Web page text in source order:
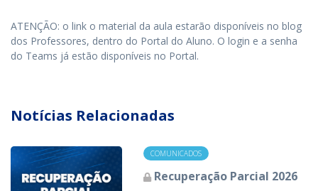
ATENÇÃO: o link o material da aula estarão disponíveis no blog
dos Professores, dentro do Portal do Aluno. O login e a senha
do Teams já estão disponíveis no Portal.
Notícias Relacionadas
COMUNICADOS
Recuperação Parcial 2026